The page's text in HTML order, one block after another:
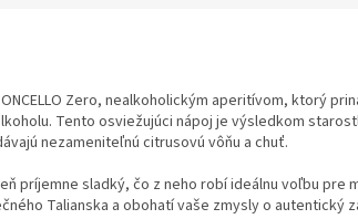
Zero, nealkoholickým aperitívom, ktorý
Tento osviežujúci nápoj je výsledkom
nezameniteľnú citrusovú vôňu a chuť.
príjemne sladký, čo z neho robí ideálnu voľbu pre
Talianska a obohatí vaše zmysly o autentický